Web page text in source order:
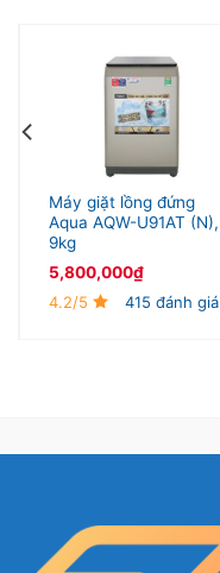
Máy giặt lồng đứng
Aqua AQW-U91AT (N),
9kg
5,800,000₫
4.2/5
415 đánh giá